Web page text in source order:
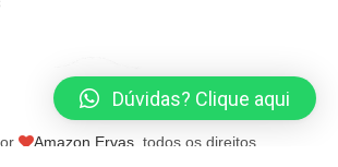
Amazon Ervas , todos os direitos
Dúvidas? Clique aqui